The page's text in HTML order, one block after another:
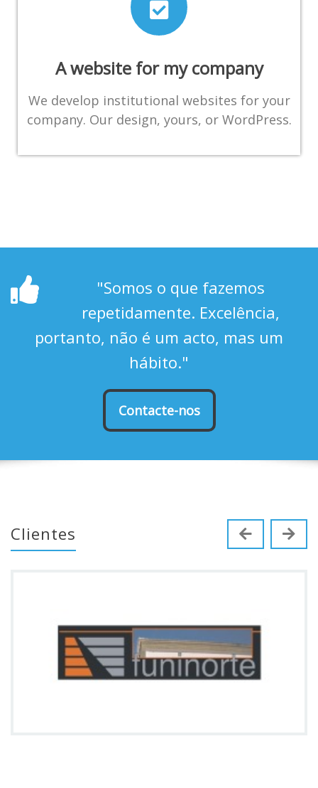
A website for my company
We develop institutional websites for your
company. Our design, yours, or WordPress.
"Somos o que fazemos
repetidamente. Excelência,
portanto, não é um acto, mas um
hábito."
Contacte-nos
Clientes